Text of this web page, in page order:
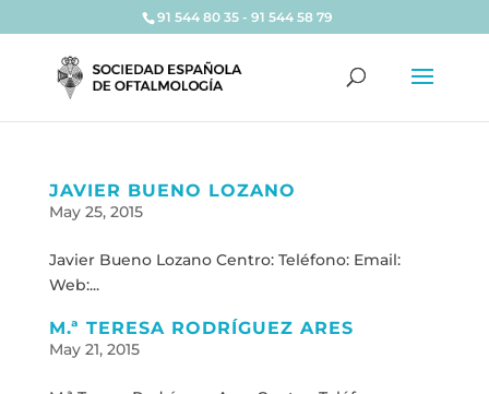
91 544 80 35 - 91 544 58 79
JAVIER BUENO LOZANO
May 25, 2015
Javier Bueno Lozano Centro: Teléfono: Email:
Web:...
M.ª TERESA RODRÍGUEZ ARES
May 21, 2015